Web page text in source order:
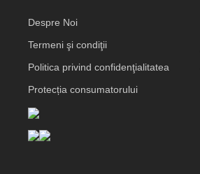
Despre Noi
Termeni şi condiţii
Politica privind confidenţialitatea
Protecția consumatorului